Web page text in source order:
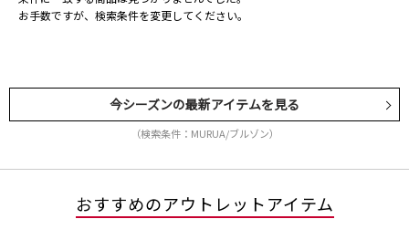
お手数ですが、検索条件を変更してください。
今シーズンの最新アイテムを見る
（検索条件：MURUA/ブルゾン）
おすすめのアウトレットアイテム